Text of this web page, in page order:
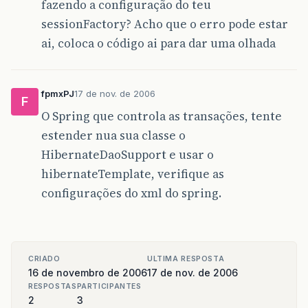
fazendo a configuração do teu
sessionFactory? Acho que o erro pode estar
ai, coloca o código ai para dar uma olhada
F
fpmxPJ17 de nov. de 2006
O Spring que controla as transações, tente
estender nua sua classe o
HibernateDaoSupport e usar o
hibernateTemplate, verifique as
configurações do xml do spring.
CRIADO
16 de novembro de 2006
ULTIMA RESPOSTA
17 de nov. de 2006
RESPOSTAS
2
PARTICIPANTES
3